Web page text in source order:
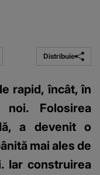
Distribuie
rapid, încât, în
Folosirea
a devenit o
mai ales de
Iar construirea